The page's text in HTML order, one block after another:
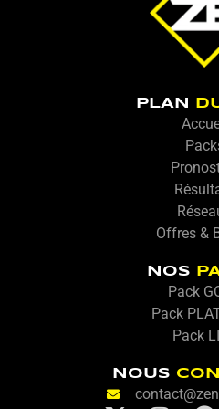
PLAN
Offres &
NOS
Pack
Pack
Pack
NOUS